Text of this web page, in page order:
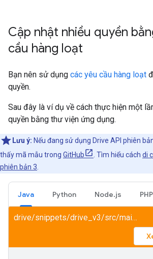
Cập nhật nhiều quyền
cầu hàng loạt
Bạn nên sử dụng các yêu cầu hàng loạt
quyền.
Sau đây là ví dụ về cách thực hiện một
quyền bằng thư viện ứng dụng.
Lưu ý: Nếu đang sử dụng Drive API phiên
thấy mã mẫu trong GitHub . Tìm hiểu cách di
phiên bản 3
Java Python Node.js PHP
drive/snippets/drive_v3/src/main/java/ShareFile.java